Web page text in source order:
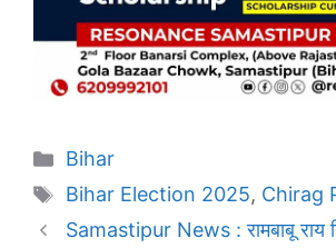
Categories
Bihar
Tags
Bihar Election 2025, Chirag
Samastipur News : रामबाबू राय